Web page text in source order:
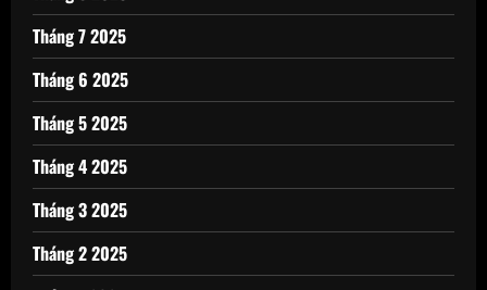
Tháng 7 2025
Tháng 6 2025
Tháng 5 2025
Tháng 4 2025
Tháng 3 2025
Tháng 2 2025